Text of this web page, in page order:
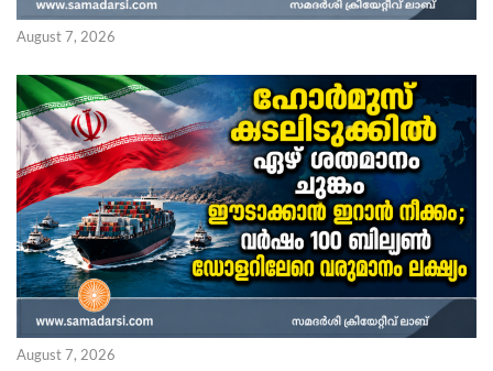
August 7, 2026
August 7, 2026